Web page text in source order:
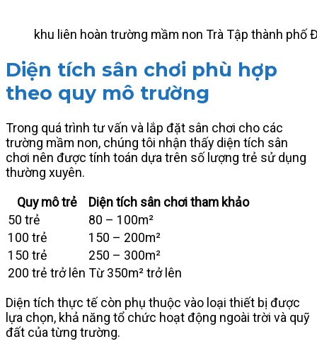
khu liên hoàn trường mầm non Trà Tập thành phố
Diện tích sân chơi phù hợp
theo quy mô trường
Trong quá trình tư vấn và lắp đặt sân chơi cho các
trường mầm non, chúng tôi nhận thấy diện tích sân
chơi nên được tính toán dựa trên số lượng trẻ sử dụng
thường xuyên.
Quy mô trẻ
Diện tích sân chơi tham khảo
50 trẻ
80 – 100m²
100 trẻ
150 – 200m²
150 trẻ
250 – 300m²
200 trẻ trở lên Từ 350m² trở lên
Diện tích thực tế còn phụ thuộc vào loại thiết bị được
lựa chọn, khả năng tổ chức hoạt động ngoài trời và quỹ
đất của từng trường.